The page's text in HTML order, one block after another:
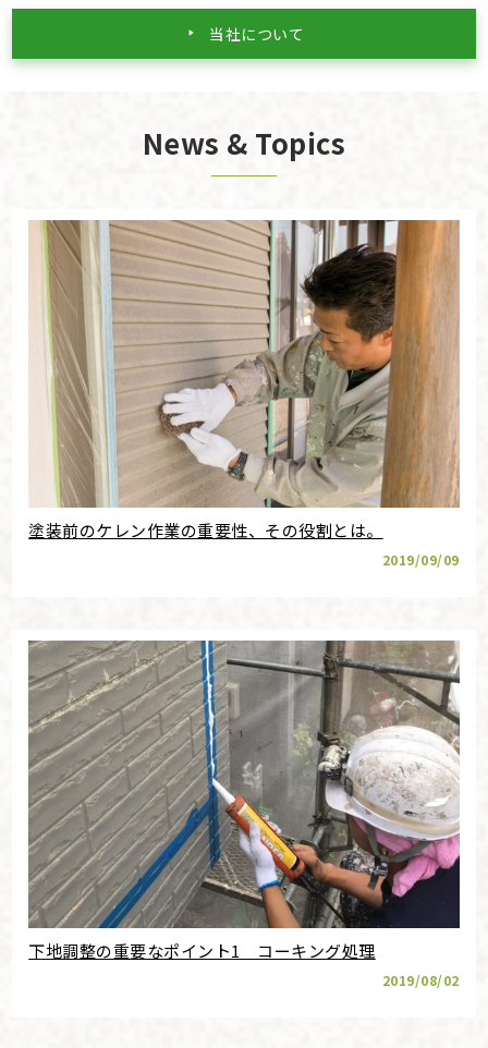
当社について
News & Topics
塗装前のケレン作業の重要性、その役割とは。
2019/09/09
下地調整の重要なポイント1 コーキング処理
2019/08/02